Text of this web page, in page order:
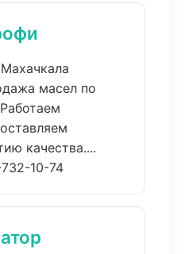
масел по
качества....
10-74